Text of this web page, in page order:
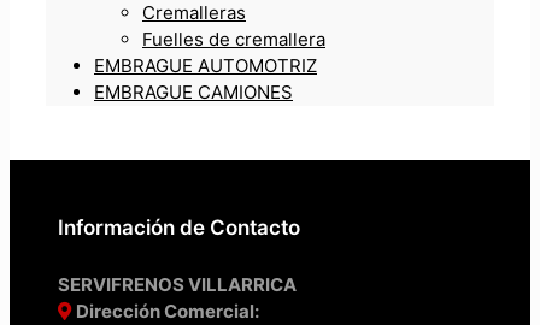
Cremalleras
Fuelles de cremallera
EMBRAGUE AUTOMOTRIZ
EMBRAGUE CAMIONES
Información de Contacto
SERVIFRENOS VILLARRICA
Dirección Comercial: